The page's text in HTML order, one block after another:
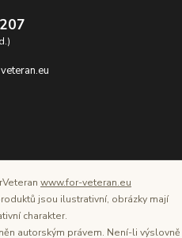
www.for-veteran.eu
jsou ilustrativní, obrázky mají
charakter.
autorským právem. Není-li výslovně